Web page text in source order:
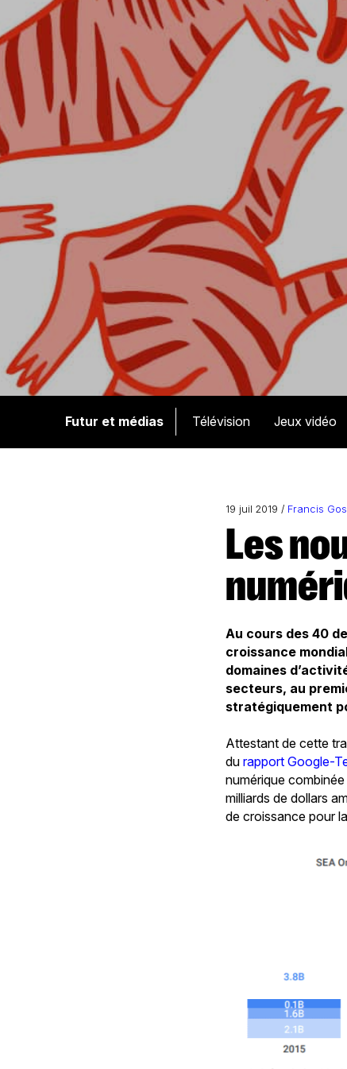
Futur et médias Télévision Jeux vidéo
19 juil 2019 / Francis
Les nouveaux tigres de l’économie
Au cours des 40
croissance
domaines
secteurs, au
stratégiquement
Attestant de cette
durapport Google-
numérique
milliards de dollars
de croissance pour